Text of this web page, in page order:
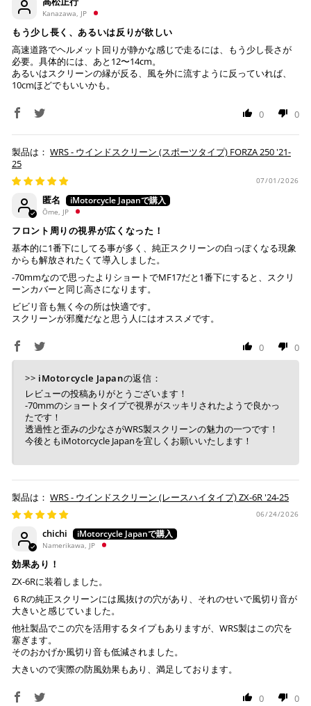
必要です。
コンビニ決済(事前決済)
上記コンビニでお支払い頂けます。
店内端末にて操作後、レジにてお支払いください。
※ 支払期限はご注文日より7日以内とさせて頂いてお
り、万が一過ぎてしまった場合は自動でご注文はキャン
セルとなります。
※ 税込300,000円以上のお買い物の際にはご利用頂けま
せん。
※ お支払いは現金のみとなります。
銀行振込(事前決済)
ご注文時に情報をお知らせ致しますので、指定の口座に
お振り込みください。
入金確認が取れ次第、商品を手配させて頂きます。
※ お支払期限はご注文日より7日以内とさせて頂いてお
り、万が一過ぎてしまった場合はご注文をキャンセルさ
せて頂きます。
※ 振込手数料はご負担ください。
Kanazawa, JP
もう少し長く、あるいは反りが欲しい
高速道路でヘルメット回りが静かな感じで走るには、もう少し長さが
必要。具体的には、あと12〜14cm。
あるいはスクリーンの縁が反る、風を外に流すように反っていれば、
10cmほどでもいいかも。
0 0
WRS - ウインドスクリーン (スポーツタイプ) FORZA 250 '21-
25
07/01/2026
匿名
Ōme, JP
フロント周りの視界が広くなった！
基本的に1番下にしてる事が多く、純正スクリーンの白っぽくなる現象
からも解放されたくて導入しました。
-70mmなので思ったよりショートでMF17だと1番下にすると、スクリ
ーンカバーと同じ高さになります。
ビビリ音も無く今の所は快適です。
スクリーンが邪魔だなと思う人にはオススメです。
0 0
>> iMotorcycle Japanの返信：
レビューの投稿ありがとうございます！
-70mmのショートタイプで視界がスッキリされたようで良かっ
たです！
透過性と歪みの少なさがWRS製スクリーンの魅力の一つです！
今後ともiMotorcycle Japanを宜しくお願いいたします！
WRS - ウインドスクリーン (レースハイタイプ) ZX-6R '24-25
06/24/2026
chichi
Namerikawa, JP
効果あり！
ZX-6Rに装着しました。
６Rの純正スクリーンには風抜けの穴があり、それのせいで風切り音が
大きいと感じていました。
他社製品でこの穴を活用するタイプもありますが、WRS製はこの穴を
塞ぎます。
そのおかげか風切り音も低減されました。
大きいので実際の防風効果もあり、満足しております。
0 0